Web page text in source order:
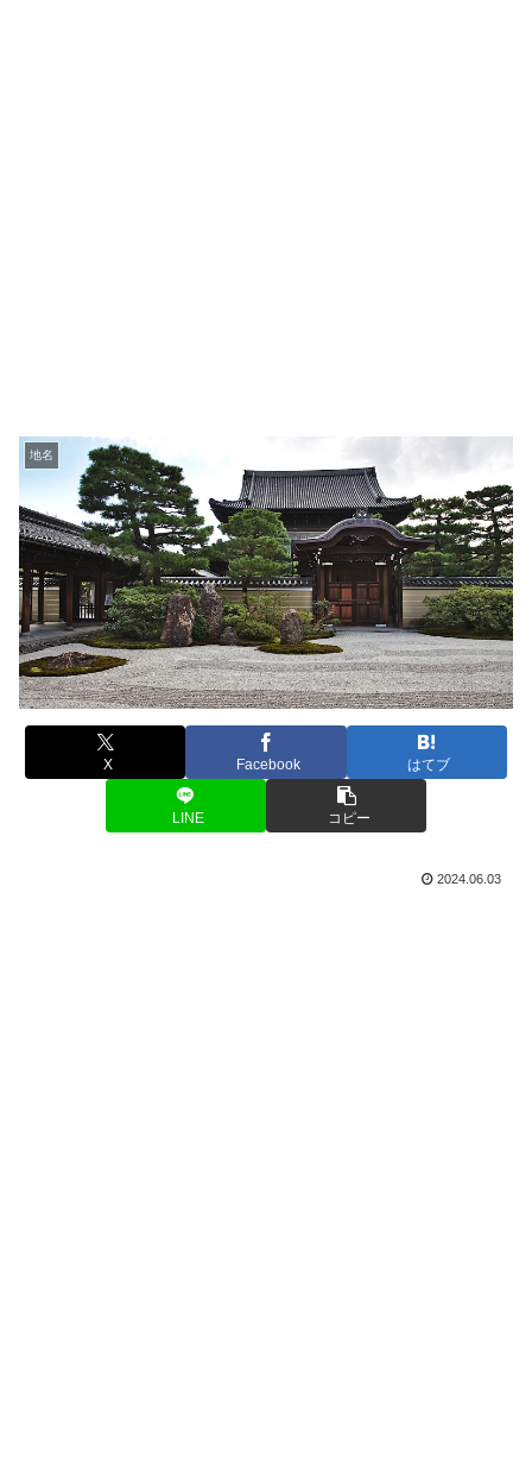
地名
X Facebook はてブ
LINE コピー
2024.06.03